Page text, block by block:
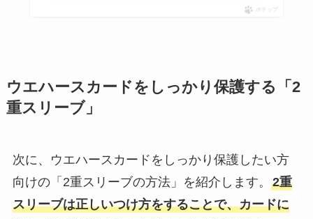
ポチップ
ウエハースカードをしっかり保護する「2
重スリーブ」
次に、ウエハースカードをしっかり保護したい方
向けの「2重スリーブの方法」を紹介します。 2重
スリーブは正しいつけ方をすることで、カードに